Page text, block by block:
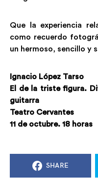
Que la experiencia
como recuerdo
un hermoso, sencillo y
Ignacio López Tarso
El de la triste figura.
guitarra
Teatro Cervantes
11 de octubre. 18 horas
SHARE